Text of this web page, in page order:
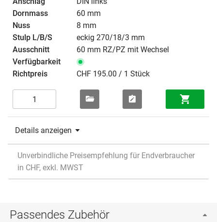
60 mm
8 mm
eckig 270/18/3 mm
60 mm RZ/PZ mit Wechsel
CHF 195.00 / 1 Stück
Details anzeigen
Unverbindliche Preisempfehlung für Endverbraucher
in CHF, exkl. MWST
Passendes Zubehör